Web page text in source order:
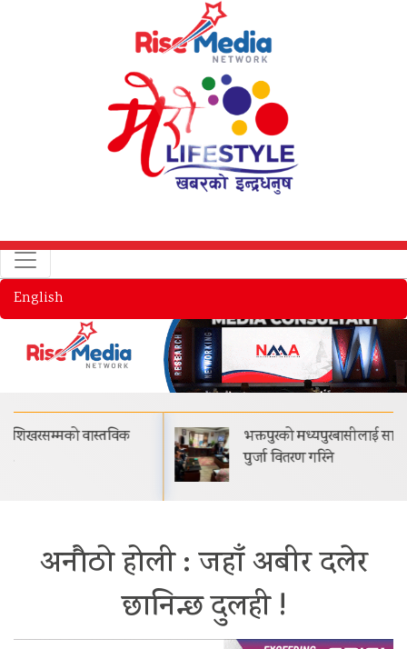
English
भक्तपुरको मध्यपुरबासीलाई साउनभित्रै स्थायी जग्गाधनी
पुर्जा वितरण गरिने
अनौठो होली : जहाँ अबीर दलेर
छानिन्छ दुलही !